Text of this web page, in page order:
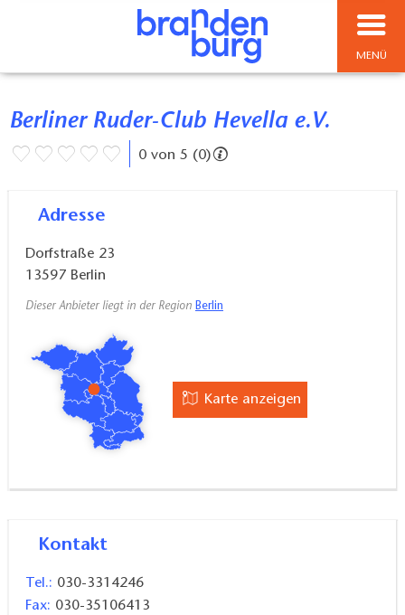
MENÜ
Berliner Ruder-Club Hevella e.V.
0 von 5 (0)
Adresse
Dorfstraße 23
13597 Berlin
Dieser Anbieter liegt in der Region Berlin
Karte anzeigen
Kontakt
Tel.: 030-3314246
Fax: 030-35106413